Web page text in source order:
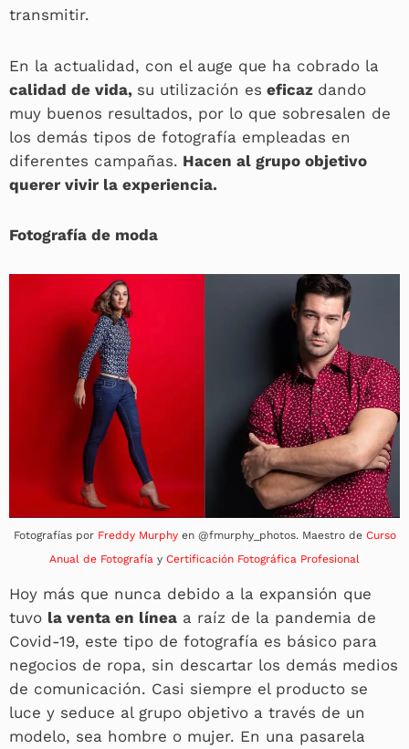
transmitir.
En la actualidad, con el auge que ha cobrado la
calidad de vida, su utilización es eficaz dando
muy buenos resultados, por lo que sobresalen de
los demás tipos de fotografía empleadas en
diferentes campañas. Hacen al grupo objetivo
querer vivir la experiencia.
Fotografía de moda
Fotografías por Freddy Murphyen @fmurphy_photos. Maestro de Curso
Anual de Fotografía y Certificación Fotográfica Profesional
Hoy más que nunca debido a la expansión que
tuvo la venta en línea a raíz de la pandemia de
Covid-19, este tipo de fotografía es básico para
negocios de ropa, sin descartar los demás medios
de comunicación. Casi siempre el producto se
luce y seduce al grupo objetivo a través de un
modelo, sea hombre o mujer. En una pasarela